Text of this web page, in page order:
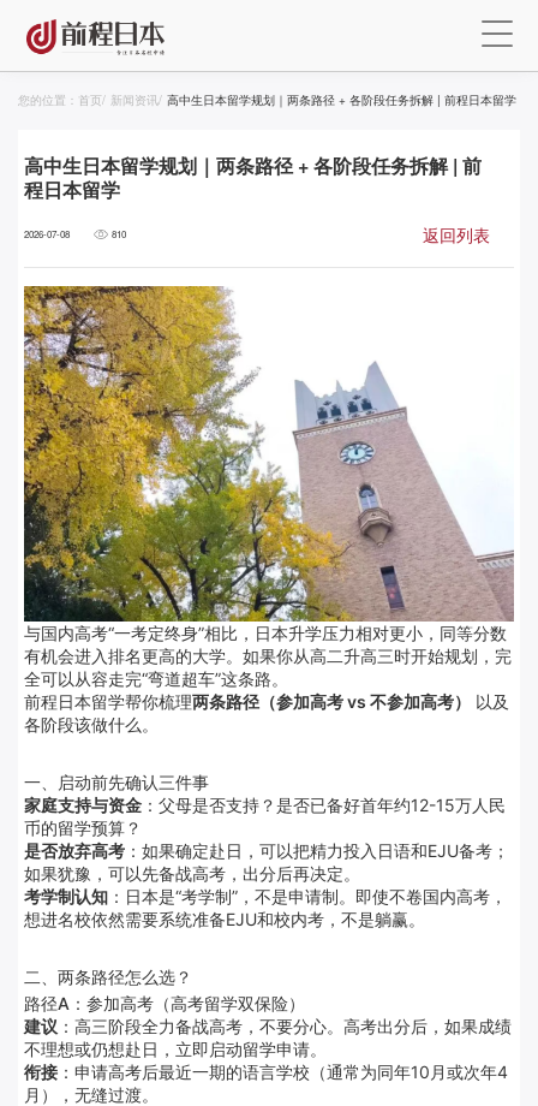
您的位置： 首页/ 新闻资讯/ 高中生日本留学规划｜两条路径 + 各阶段任务拆解 | 前程日本留学
高中生日本留学规划｜两条路径 + 各阶段任务拆解 | 前
程日本留学
2026-07-08 810 返回列表
与国内高考“一考定终身”相比，日本升学压力相对更小，同等分数
有机会进入排名更高的大学。如果你从高二升高三时开始规划，完
全可以从容走完“弯道超车”这条路。
前程日本留学帮你梳理两条路径（参加高考 vs 不参加高考）
以及
各阶段该做什么。
一、启动前先确认三件事
家庭支持与资金 ：父母是否支持？是否已备好首年约12-15万人民
币的留学预算？
是否放弃高考 ：如果确定赴日，可以把精力投入日语和EJU备考；
如果犹豫，可以先备战高考，出分后再决定。
考学制认知 ：日本是“考学制”，不是申请制。即使不卷国内高考，
想进名校依然需要系统准备EJU和校内考，不是躺赢。
二、两条路径怎么选？
路径A：参加高考（高考留学双保险）
建议 ：高三阶段全力备战高考，不要分心。高考出分后，如果成绩
不理想或仍想赴日，立即启动留学申请。
衔接 ：申请高考后最近一期的语言学校（通常为同年10月或次年4
月），无缝过渡。